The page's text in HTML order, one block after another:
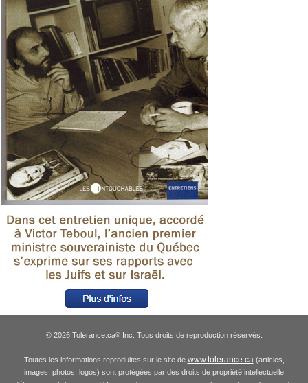
© 2026 Tolerance.ca®Inc. Tous droits de reproduction réservés.
Toutes les informations reproduites sur le site de www.tolerance.ca(articles,
images, photos, logos) sont protégées par des droits de propriété intellectuelle